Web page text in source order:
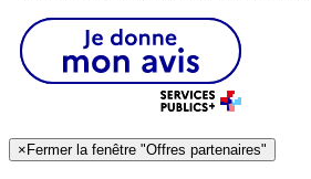
× Fermer la fenêtre "Offres partenaires"